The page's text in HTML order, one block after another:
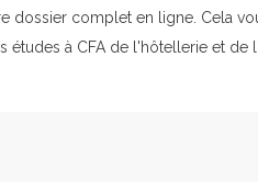
dossier complet en ligne. Cela
à CFA de l'hôtellerie et de